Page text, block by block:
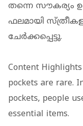
തന്നെ സൗകര്യം
ഫലമായി
ചേര്‍ക്കപ്പെട്ടു.
Content
pockets are rare.
pockets, people
essential items.